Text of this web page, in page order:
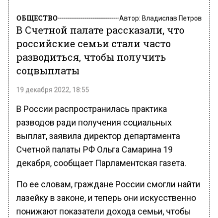
ОБЩЕСТВО Автор: Владислав Петров
В Счетной палате рассказали, что
российские семьи стали часто
разводиться, чтобы получить
соцвыплаты
19 декабря 2022, 18:55
В России распространилась практика
разводов ради получения социальных
выплат, заявила директор департамента
Счетной палаты РФ Ольга Самарина 19
декабря, сообщает Парламентская газета.
По ее словам, граждане России смогли найти
лазейку в законе, и теперь они искусственно
понижают показатели дохода семьи, чтобы